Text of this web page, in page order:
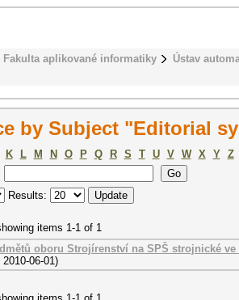
Fakulta aplikované informatiky Ústav
by Subject "Editorial
K L M N O P Q R S T U V W X Y
Z
Results:
items 1-1 of 1
oboru Strojírenství na SPŠ strojnické ve
2010-06-01)